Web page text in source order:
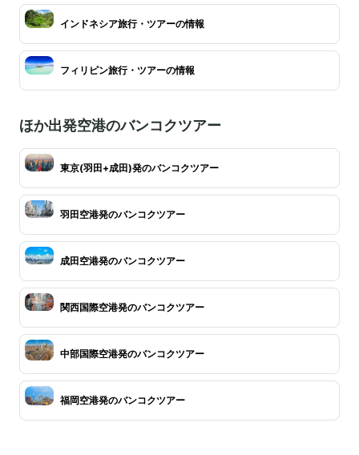
インドネシア旅行・ツアーの情報
フィリピン旅行・ツアーの情報
ほか出発空港のバンコクツアー
東京(羽田+成田)発のバンコクツアー
羽田空港発のバンコクツアー
成田空港発のバンコクツアー
関西国際空港発のバンコクツアー
中部国際空港発のバンコクツアー
福岡空港発のバンコクツアー